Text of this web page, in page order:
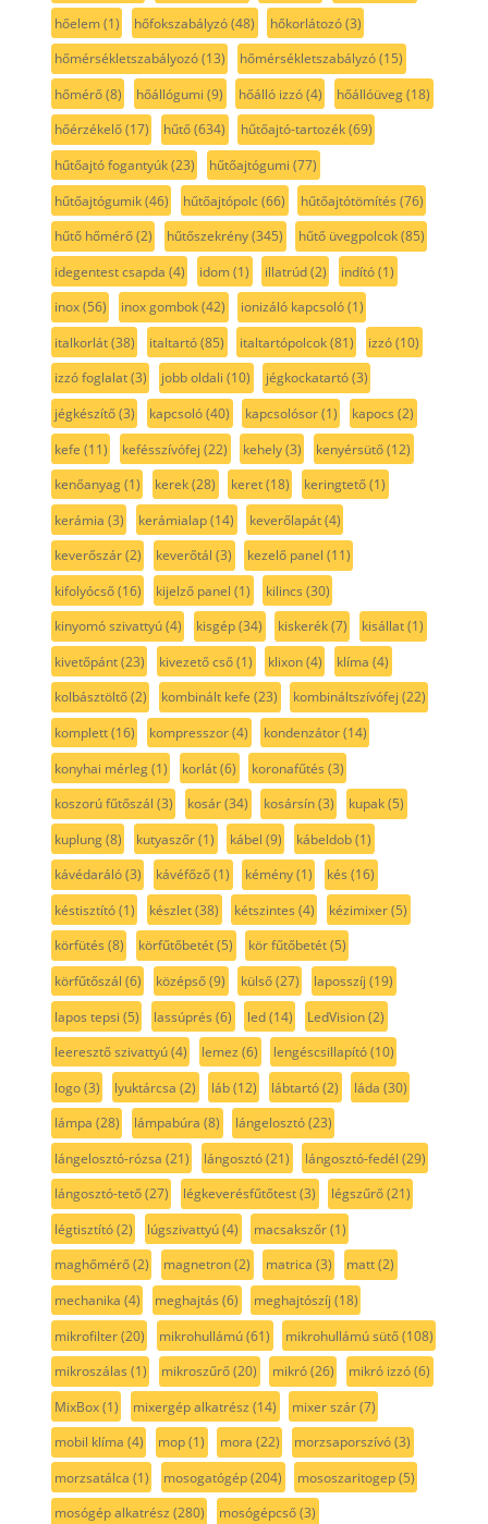
hőelem(1) hőfokszabályzó(48) hőkorlátozó(3)
hőmérsékletszabályozó(13) hőmérsékletszabályzó(15)
hőmérő(8) hőállógumi (9) hőálló izzó(4) hőállóüveg(18)
hőérzékelő(17) hűtő(634) hűtőajtó-tartozék(69)
hűtőajtó fogantyúk(23) hűtőajtógumi (77)
hűtőajtógumik(46) hűtőajtópolc(66) hűtőajtótömítés (76)
hűtő hőmérő(2) hűtőszekrény(345) hűtő üvegpolcok(85)
idegentest csapda (4) idom(1) illatrúd(2) indító(1)
inox(56) inox gombok(42) ionizáló kapcsoló(1)
italkorlát(38) italtartó(85) italtartópolcok(81) izzó(10)
izzó foglalat(3) jobb oldali (10) jégkockatartó(3)
jégkészítő(3) kapcsoló(40) kapcsolósor(1) kapocs (2)
kefe (11) kefésszívófej (22) kehely(3) kenyérsütő(12)
kenőanyag(1) kerek(28) keret(18) keringtető(1)
kerámia (3) kerámialap(14) keverőlapát(4)
keverőszár(2) keverőtál (3) kezelő panel (11)
kifolyócső(16) kijelző panel (1) kilincs (30)
kinyomó szivattyú(4) kisgép(34) kiskerék(7) kisállat(1)
kivetőpánt(23) kivezető cső(1) klixon(4) klíma (4)
kolbásztöltő(2) kombinált kefe (23) kombináltszívófej (22)
komplett(16) kompresszor(4) kondenzátor(14)
konyhai mérleg(1) korlát(6) koronafűtés (3)
koszorú fűtőszál (3) kosár(34) kosársín(3) kupak(5)
kuplung(8) kutyaszőr(1) kábel (9) kábeldob(1)
kávédaráló(3) kávéfőző(1) kémény(1) kés (16)
késtisztító(1) készlet(38) kétszintes (4) kézimixer(5)
körfütés (8) körfűtőbetét(5) kör fűtőbetét(5)
körfűtőszál (6) középső(9) külső(27) laposszíj (19)
lapos tepsi (5) lassúprés (6) led(14) LedVision(2)
leeresztő szivattyú(4) lemez (6) lengéscsillapító(10)
logo(3) lyuktárcsa (2) láb(12) lábtartó(2) láda (30)
lámpa (28) lámpabúra (8) lángelosztó(23)
lángelosztó-rózsa (21) lángosztó(21) lángosztó-fedél (29)
lángosztó-tető(27) légkeverésfűtőtest(3) légszűrő(21)
légtisztító(2) lúgszivattyú(4) macsakszőr(1)
maghőmérő(2) magnetron(2) matrica (3) matt(2)
mechanika (4) meghajtás (6) meghajtószíj (18)
mikrofilter(20) mikrohullámú(61) mikrohullámú sütő(108)
mikroszálas (1) mikroszűrő(20) mikró(26) mikró izzó(6)
MixBox(1) mixergép alkatrész (14) mixer szár(7)
mobil klíma (4) mop(1) mora (22) morzsaporszívó(3)
morzsatálca (1) mosogatógép(204) mososzaritogep(5)
mosógép alkatrész (280) mosógépcső(3)